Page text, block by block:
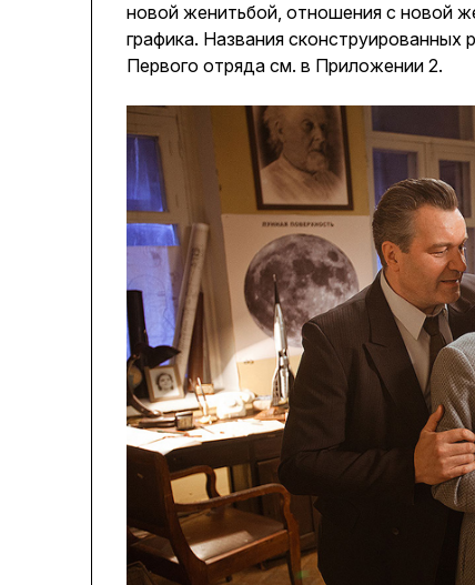
новой женитьбой, отношения с новой
графика. Названия
Первого отряда см. в Приложении 2.